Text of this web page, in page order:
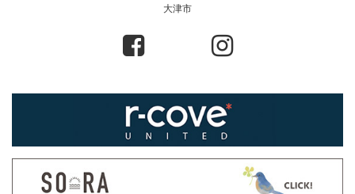
大津市